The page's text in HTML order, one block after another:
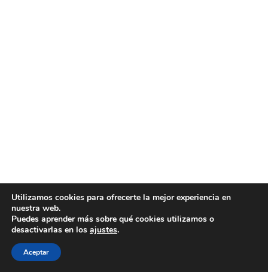
Utilizamos cookies para ofrecerte la mejor experiencia en
nuestra web.
Puedes aprender más sobre qué cookies utilizamos o
desactivarlas en los ajustes.
Aceptar